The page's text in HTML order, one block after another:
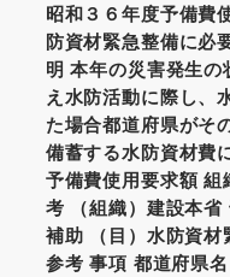
昭和３６年度予備費
防資材緊急整備に必
明 本年の災害発生
え水防活動に際し、
た場合都道府県がそ
備蓄する水防資材費
予備費使用要求額
考 （組織）建設本
補助 （目）水防資材
参考 事項 都道府県